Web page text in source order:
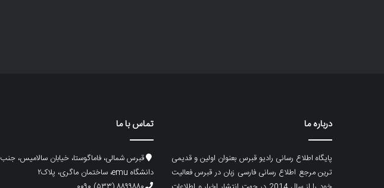
درباره ما
پایگاه اطلاع رسانی رادیو قبرس بعنوان اولین و قدیمی
ترین مرجع اطلاع رسانی فارسی زبان در قبرس فعالیت
تماس با ما
قبرس شمالی، فاماگوستا، خیابان سالامیس، جنب
دانشگاه emu، ساختمان ماگری، پلاک۲